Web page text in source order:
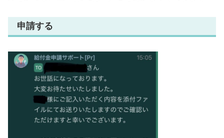
申請する